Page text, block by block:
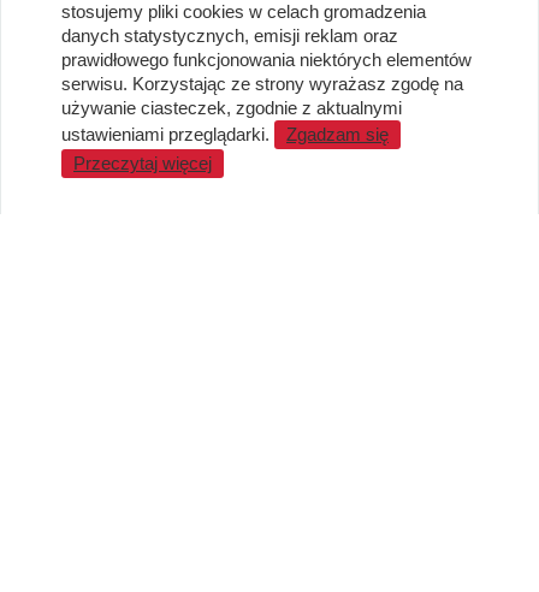
Regulamin i Polityka Cookies
Dostawa, Reklamacje i Zwroty
Metody płatności
Standardy jakości i bezpieczeństwa
WARTO WIEDZIEĆ
stosujemy pliki cookies w celach gromadzenia
danych statystycznych, emisji reklam oraz
prawidłowego funkcjonowania niektórych elementów
serwisu. Korzystając ze strony wyrażasz zgodę na
używanie ciasteczek, zgodnie z aktualnymi
ustawieniami przeglądarki.
Zgadzam się
Przeczytaj więcej